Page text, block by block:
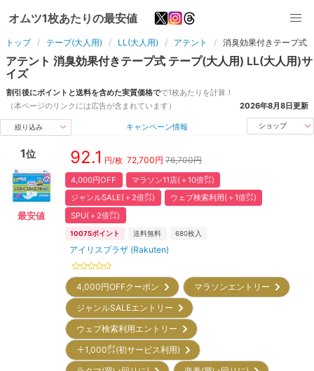
オムツ1枚あたりの最安値
トップ テープ(大人用) LL(大人用) アテント 消臭効果付きテープ式
アテント 消臭効果付きテープ式 テープ(大人用) LL(大人用)サ
イズ
割引後にポイントと送料を含めた実質価格でで1枚あたりを計算！
（本ページのリンクには広告が含まれています）
2026年8月8日更新
絞り込み キャンペーン情報 ショップ
1位
最安値
92.1 円/枚 72,700円 76,700円
4,000円OFF
マラソン11店(＋10倍㌽)
ジャンルSALE(＋2倍㌽)
ウェブ検索利用(＋1倍㌽)
SPU(＋2倍㌽)
10075ポイント 送料無料 680枚入
アイリスプラザ (Rakuten)
4,000円OFFクーポン
マラソンエントリー
ジャンルSALEエントリー
ウェブ検索利用エントリー
＋1,000㌽(初サービス利用)